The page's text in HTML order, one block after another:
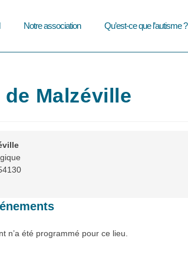
Notre association Qu’est-ce que l’autisme ?
de Malzéville
n’a été programmé pour ce lieu.